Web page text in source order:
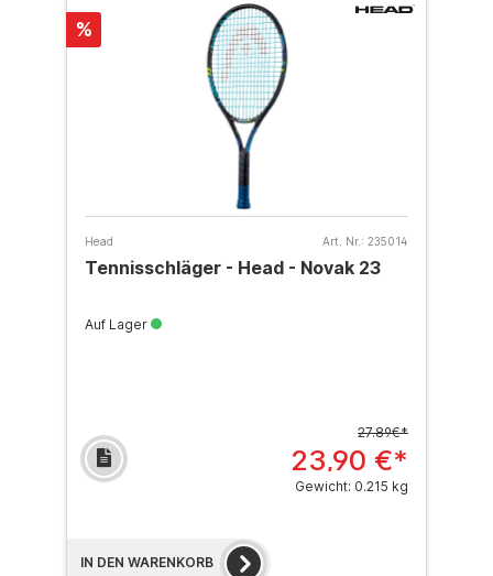
%
Head Art. Nr.: 235014
Tennisschläger - Head - Novak 23
Auf Lager
27.89€*
23,90 €*
Gewicht: 0.215 kg
IN DEN WARENKORB